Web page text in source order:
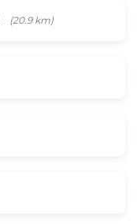
(20.9 km)